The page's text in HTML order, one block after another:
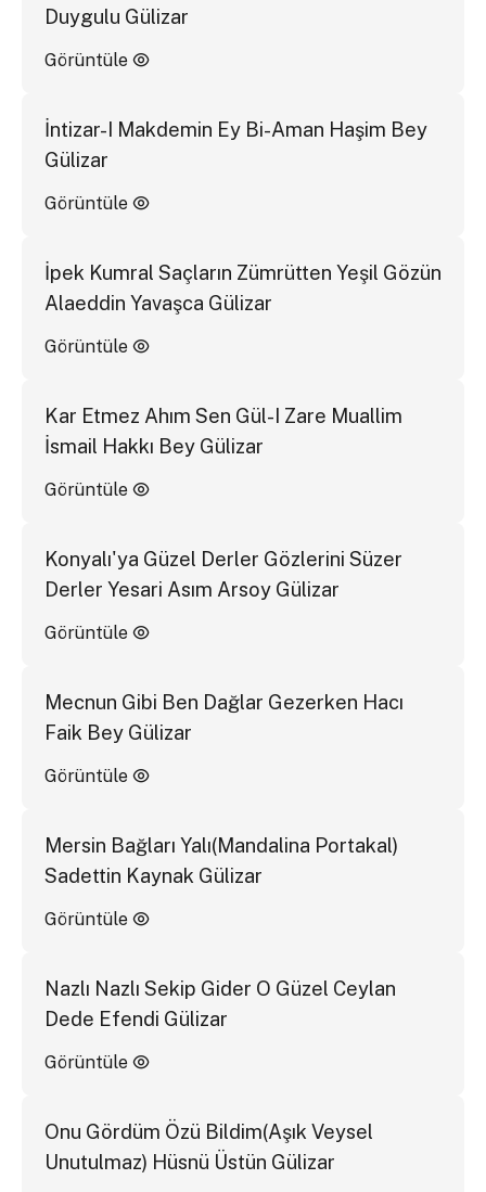
Duygulu Gülizar
Görüntüle
İntizar-I Makdemin Ey Bi-Aman Haşim Bey
Gülizar
Görüntüle
İpek Kumral Saçların Zümrütten Yeşil Gözün
Alaeddin Yavaşca Gülizar
Görüntüle
Kar Etmez Ahım Sen Gül-I Zare Muallim
İsmail Hakkı Bey Gülizar
Görüntüle
Konyalı'ya Güzel Derler Gözlerini Süzer
Derler Yesari Asım Arsoy Gülizar
Görüntüle
Mecnun Gibi Ben Dağlar Gezerken Hacı
Faik Bey Gülizar
Görüntüle
Mersin Bağları Yalı(Mandalina Portakal)
Sadettin Kaynak Gülizar
Görüntüle
Nazlı Nazlı Sekip Gider O Güzel Ceylan
Dede Efendi Gülizar
Görüntüle
Onu Gördüm Özü Bildim(Aşık Veysel
Unutulmaz) Hüsnü Üstün Gülizar